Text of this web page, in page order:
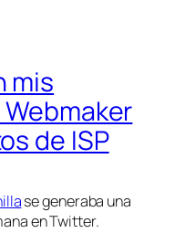
mis
de ISP
se generaba una
en Twitter.